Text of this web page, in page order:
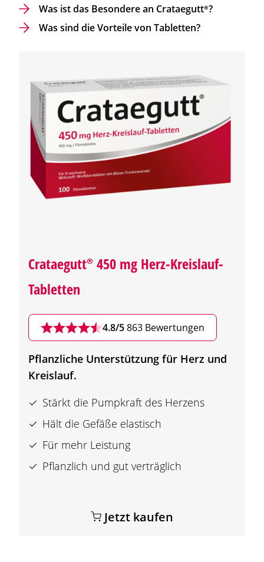
Was ist das Besondere an Crataegutt®?
Was sind die Vorteile von Tabletten?
Crataegutt® 450 mg Herz-Kreislauf-
Tabletten
4.8/5863 Bewertungen
Pflanzliche Unterstützung für Herz und
Kreislauf.
Stärkt die Pumpkraft des Herzens
Hält die Gefäße elastisch
Für mehr Leistung
Pflanzlich und gut verträglich
Jetzt kaufen